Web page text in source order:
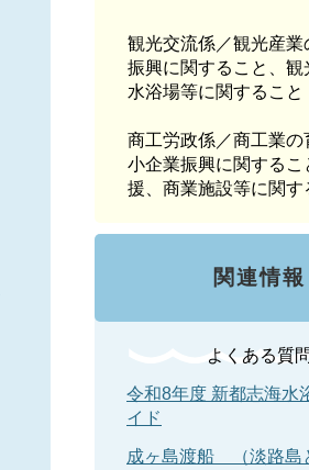
観光交流係／観光産業
振興に関すること、観
水浴場等に関すること
商工労政係／商工業の
小企業振興に関するこ
援、商業施設等に関す
関連情報
よくある質問
令和8年度 新都志海水
イド
成ヶ島渡船 （淡路島